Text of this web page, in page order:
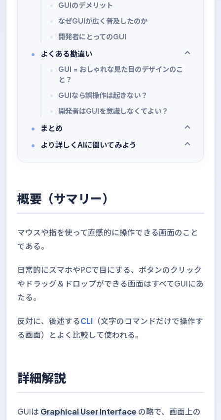
GUIのデメリット
なぜGUIが広く普及したのか
開発者にとってのGUI
よくある勘違い
GUI = おしゃれな見た目のデザインのこ
と？
GUIなら誤操作は起きない？
開発者はGUIを意識しなくてよい？
まとめ
より詳しくAIに聞いてみよう
概要（サマリー）
マウスや指を使って直感的に操作できる画面のこと
である。
日常的にスマホやPCで目にする、ボタンのクリック
やドラッグ＆ドロップができる画面はすべてGUIにあ
たる。
反対に、後述するCLI （文字のコマンドだけで操作す
る画面）とよく比較して使われる。
詳細解説
GUIは Graphical User Interface の略で、画面上の